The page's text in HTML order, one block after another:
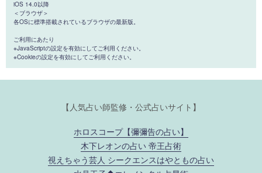
iOS 14.0以降
＜ブラウザ＞
各OSに標準搭載されているブラウザの最新版。
ご利用にあたり
※JavaScriptの設定を有効にしてご利用ください。
※Cookieの設定を有効にしてご利用ください。
【人気占い師監修・公式占いサイト】
ホロスコープ【彌彌告の占い】
木下レオンの占い 帝王占術
視えちゃう芸人 シークエンスはやともの占い